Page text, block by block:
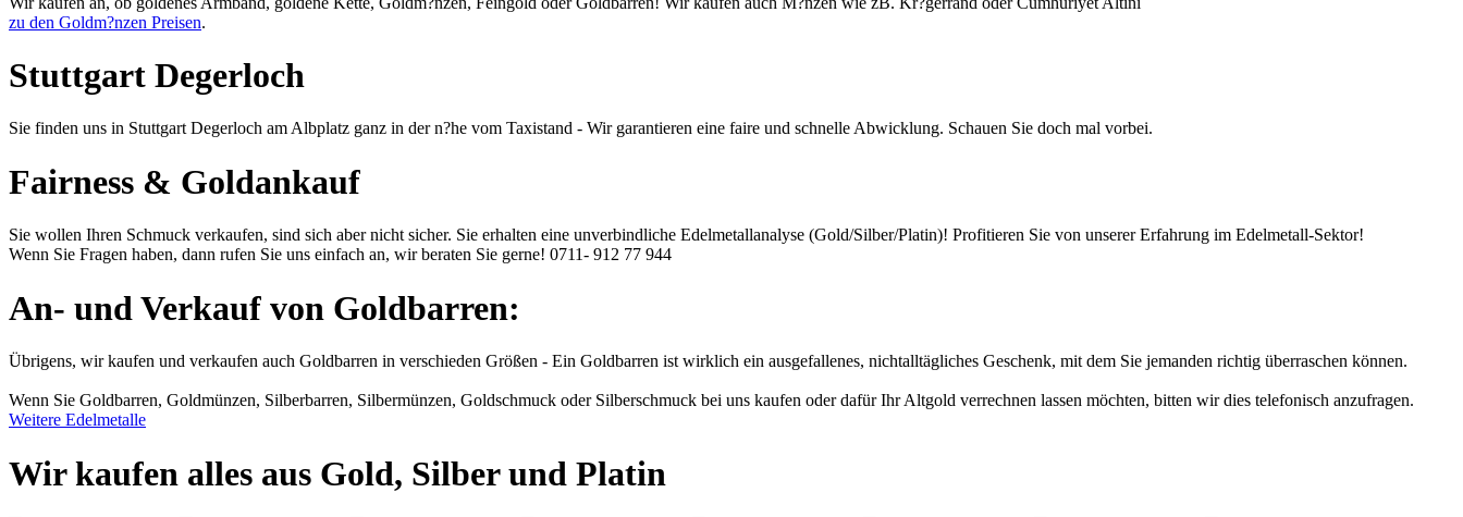
zu den Goldm?nzen Preisen.
Stuttgart Degerloch
Sie finden uns in Stuttgart Degerloch am Albplatz ganz in der n?he vom Taxistand - Wir garantieren eine faire und schnelle Abwicklung. Schauen Sie doch mal vorbei.
Fairness & Goldankauf
Sie wollen Ihren Schmuck verkaufen, sind sich aber nicht sicher. Sie erhalten eine unverbindliche Edelmetallanalyse (Gold/Silber/Platin)! Profitieren Sie von unserer Erfahrung im Edelmetall-Sektor!
Wenn Sie Fragen haben, dann rufen Sie uns einfach an, wir beraten Sie gerne! 0711- 912 77 944
An- und Verkauf von Goldbarren:
Übrigens, wir kaufen und verkaufen auch Goldbarren in verschieden Größen - Ein Goldbarren ist wirklich ein ausgefallenes, nichtalltägliches Geschenk, mit dem Sie jemanden richtig überraschen können.
Wenn Sie Goldbarren, Goldmünzen, Silberbarren, Silbermünzen, Goldschmuck oder Silberschmuck bei uns kaufen oder dafür Ihr Altgold verrechnen lassen möchten, bitten wir dies telefonisch anzufragen.
Weitere Edelmetalle
Wir kaufen alles aus Gold, Silber und Platin